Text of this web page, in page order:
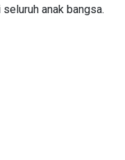
anak bangsa.